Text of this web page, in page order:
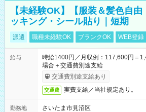
【未経験OK】【服装＆髪色自
ッキング・シール貼り｜短期
派遣 職種未経験OK ブランクOK WEB登録
給与
時給1400円／月収例：117,600円＝
場合＋交通費別途支給
交通費別途支給あり
交通費 実費支給／当社規定あり。
勤務地
さいたま市見沼区